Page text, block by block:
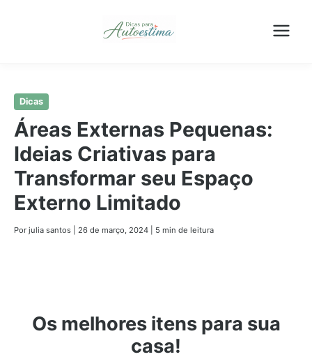
Pular
para
conteúdo
principal
Dicas
Áreas Externas Pequenas:
Ideias Criativas para
Transformar seu Espaço
Externo Limitado
Por julia santos 26 de março, 2024 5 min de leitura
Os melhores itens para sua
casa!